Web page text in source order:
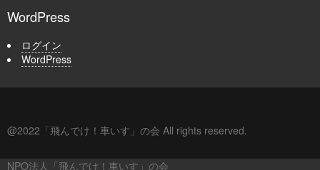
WordPress
ログイン
WordPress
@2022「飛んでけ！車いす」の会 All rights reserved.
NPO法人「飛んでけ！車いす」の会